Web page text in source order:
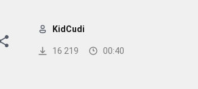
16 219 00:40
KidCudi